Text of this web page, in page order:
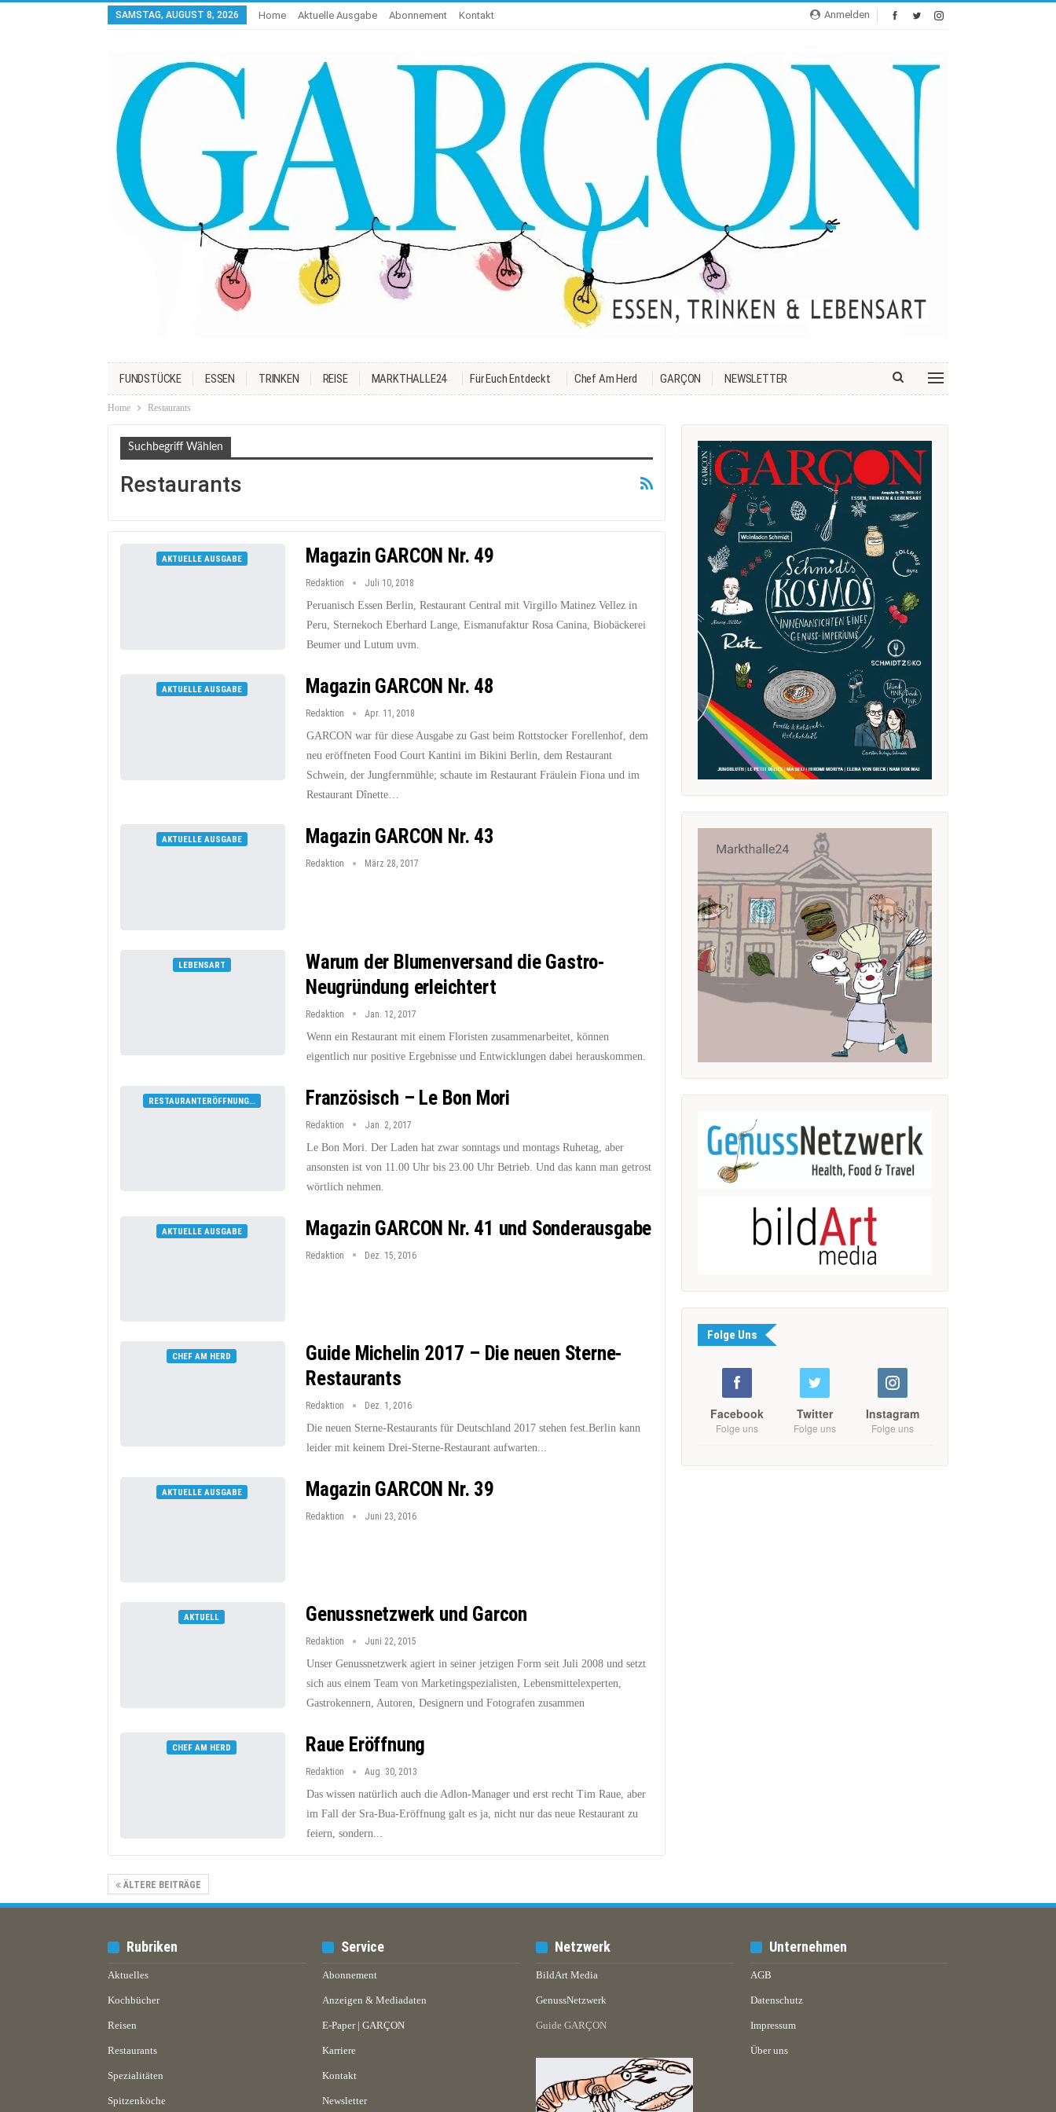
Anmelden
SAMSTAG, AUGUST 8, 2026 Home Aktuelle Ausgabe Abonnement Kontakt
FUNDSTÜCKE ESSEN TRINKEN REISE MARKTHALLE24 Für Euch Entdeckt Chef Am Herd GARÇON NEWSLETTER
Home Restaurants
Suchbegriff Wählen
Restaurants
AKTUELLE AUSGABE Magazin GARCON Nr. 49
Redaktion Juli 10, 2018
Peruanisch Essen Berlin, Restaurant Central mit Virgillo Matinez Vellez in
Peru, Sternekoch Eberhard Lange, Eismanufaktur Rosa Canina, Biobäckerei
Beumer und Lutum uvm.
AKTUELLE AUSGABE Magazin GARCON Nr. 48
Redaktion Apr. 11, 2018
GARCON war für diese Ausgabe zu Gast beim Rottstocker Forellenhof, dem
neu eröffneten Food Court Kantini im Bikini Berlin, dem Restaurant
Schwein, der Jungfernmühle; schaute im Restaurant Fräulein Fiona und im
Restaurant Dînette…
AKTUELLE AUSGABE Magazin GARCON Nr. 43
Redaktion März 28, 2017
LEBENSART
Warum der Blumenversand die Gastro-
Neugründung erleichtert
Redaktion Jan. 12, 2017
Wenn ein Restaurant mit einem Floristen zusammenarbeitet, können
eigentlich nur positive Ergebnisse und Entwicklungen dabei herauskommen.
RESTAURANTERÖFFNUNGEN Französisch – Le Bon Mori
Redaktion Jan. 2, 2017
Le Bon Mori. Der Laden hat zwar sonntags und montags Ruhetag, aber
ansonsten ist von 11.00 Uhr bis 23.00 Uhr Betrieb. Und das kann man getrost
wörtlich nehmen.
AKTUELLE AUSGABE Magazin GARCON Nr. 41 und Sonderausgabe
Redaktion Dez. 15, 2016
CHEF AM HERD
Guide Michelin 2017 – Die neuen Sterne-
Restaurants
Redaktion Dez. 1, 2016
Die neuen Sterne-Restaurants für Deutschland 2017 stehen fest.Berlin kann
leider mit keinem Drei-Sterne-Restaurant aufwarten...
AKTUELLE AUSGABE Magazin GARCON Nr. 39
Redaktion Juni 23, 2016
AKTUELL Genussnetzwerk und Garcon
Redaktion Juni 22, 2015
Unser Genussnetzwerk agiert in seiner jetzigen Form seit Juli 2008 und setzt
sich aus einem Team von Marketingspezialisten, Lebensmittelexperten,
Gastrokennern, Autoren, Designern und Fotografen zusammen
CHEF AM HERD Raue Eröffnung
Redaktion Aug. 30, 2013
Das wissen natürlich auch die Adlon-Manager und erst recht Tim Raue, aber
im Fall der Sra-Bua-Eröffnung galt es ja, nicht nur das neue Restaurant zu
feiern, sondern...
ÄLTERE BEITRÄGE
Folge Uns
Facebook
Folge uns
Twitter
Folge uns
Instagram
Folge uns
Rubriken
Aktuelles
Kochbücher
Reisen
Restaurants
Spezialitäten
Spitzenköche
Service
Abonnement
Anzeigen & Mediadaten
E-Paper | GARÇON
Karriere
Kontakt
Newsletter
Netzwerk
BildArt Media
GenussNetzwerk
Guide GARÇON
Unternehmen
AGB
Datenschutz
Impressum
Über uns